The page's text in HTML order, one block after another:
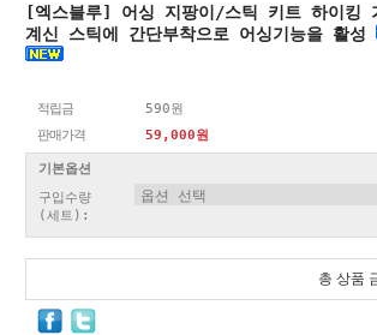
[엑스블루] 어싱 지팡이/스틱 키트 하이킹
계신 스틱에 간단부착으로 어싱기능을 활성
적립금
590원
판매가격
59,000원
기본옵션
구입수량
(세트):
총 상품